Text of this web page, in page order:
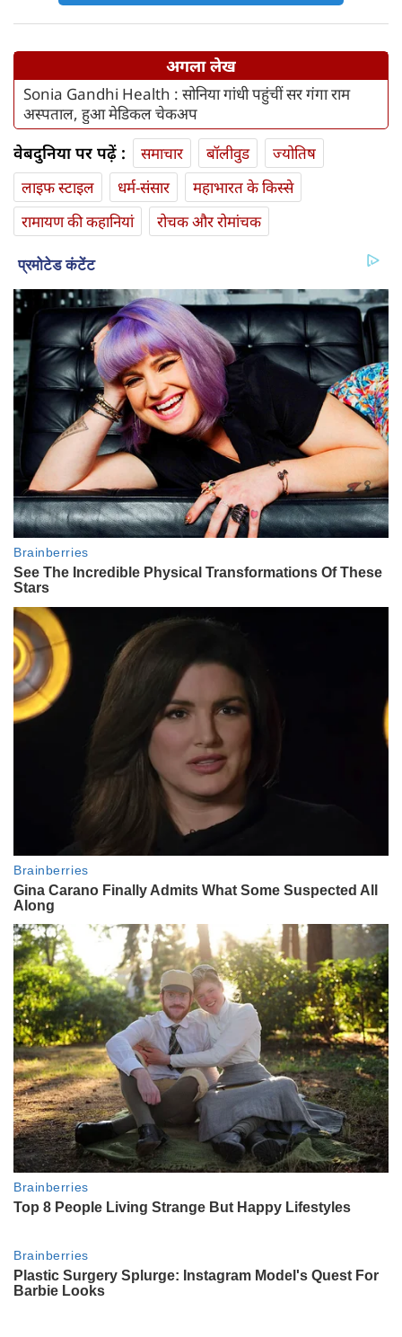
अगला लेख
Sonia Gandhi Health : सोनिया गांधी पहुंचीं सर गंगा राम
अस्पताल, हुआ मेडिकल चेकअप
वेबदुनिया पर पढ़ें : समाचार बॉलीवुड
ज्योतिष
लाइफ स्‍टाइल
धर्म-संसार
महाभारत के किस्से
रामायण की कहानियां
रोचक और रोमांचक